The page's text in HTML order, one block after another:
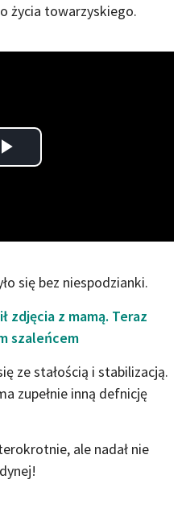
życia towarzyskiego.
Play
się bez niespodzianki.
zdjęcia z mamą. Teraz
szaleńcem
ze stałością i stabilizacją.
zupełnie inną defnicję
ale nadał nie